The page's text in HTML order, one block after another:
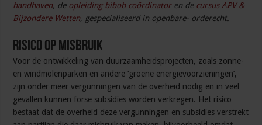
handhaven, de opleiding bibob coördinatoren de cursus APV &
Bijzondere Wetten, gespecialiseerd in openbare- orderecht.
Risico op misbruik
Voor de ontwikkeling van duurzaamheidsprojecten, zoals zonne-
en windmolenparken en andere ‘groene energievoorzieningen’,
zijn onder meer vergunningen van de overheid nodig en in veel
gevallen kunnen forse subsidies worden verkregen. Het risico
bestaat dat de overheid deze vergunningen en subsidies verstrekt